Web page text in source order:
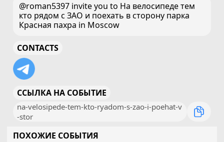
@roman5397 invite you to На велосипеде тем
кто рядом с ЗАО и поехать в сторону парка
Красная пахра in Moscow
CONTACTS
ССЫЛКА НА СОБЫТИЕ
na-velosipede-tem-kto-ryadom-s-zao-i-poehat-v
-stor
ПОХОЖИЕ СОБЫТИЯ